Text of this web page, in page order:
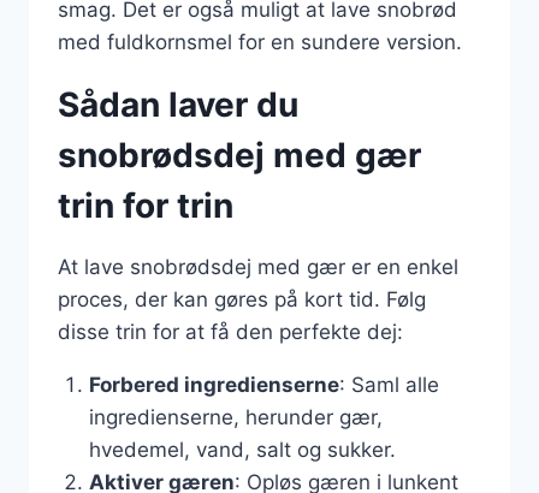
smag. Det er også muligt at lave snobrød
med fuldkornsmel for en sundere version.
Sådan laver du
snobrødsdej med gær
trin for trin
At lave snobrødsdej med gær er en enkel
proces, der kan gøres på kort tid. Følg
disse trin for at få den perfekte dej:
Forbered ingredienserne: Saml alle
ingredienserne, herunder gær,
hvedemel, vand, salt og sukker.
Aktiver gæren: Opløs gæren i lunkent